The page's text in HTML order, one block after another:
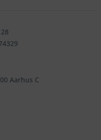
Aarhus C